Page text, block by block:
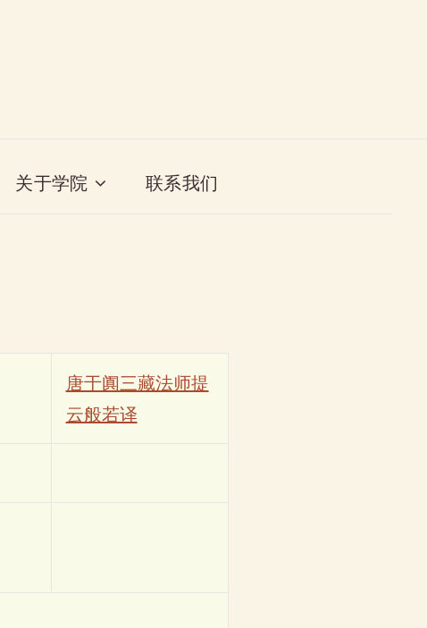
关于学院 联系我们
唐于阗三藏法师提
云般若译